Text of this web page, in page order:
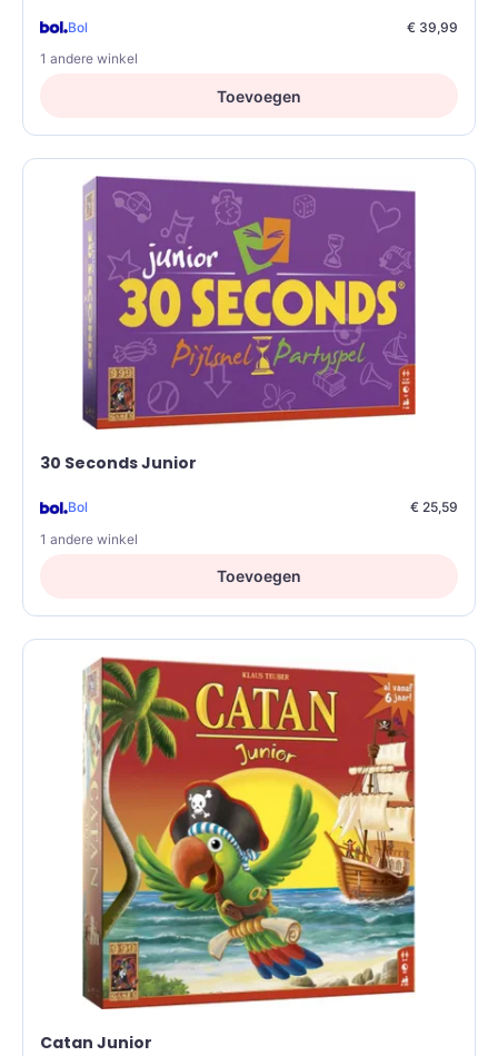
Bol
€ 39,99
1 andere winkel
Toevoegen
30 Seconds Junior
Bol
€ 25,59
1 andere winkel
Toevoegen
Catan Junior